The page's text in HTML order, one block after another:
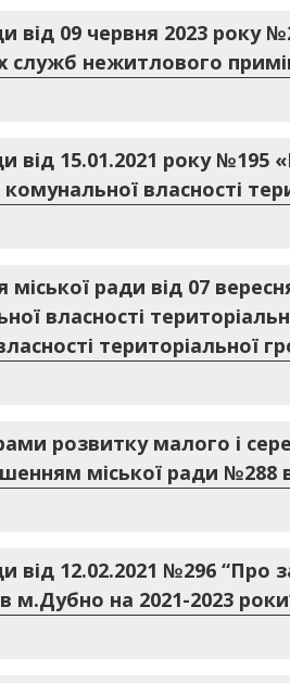
від 09 червня 2023 року
служб нежитлового
від 15.01.2021 року №195
власності
ради від 07
власності
територіальної
розвитку малого і
міської ради №288
від 12.02.2021 №296
в м.Дубно на 2021-2023